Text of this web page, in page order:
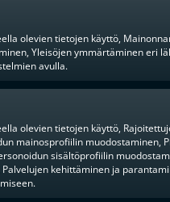
olevien tietojen käyttö,
Yleisöjen ymmärtäminen eri
avulla.
olevien tietojen käyttö,
mainosprofiilin muodostaminen,
sisältöprofiilin
kehittäminen ja
KETKÄ OVAT KESÄN
SEURAA TÄSTÄ
SOPIMUSTILANTEITA